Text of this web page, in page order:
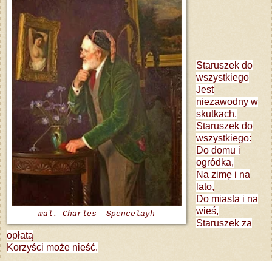
mal. Charles Spencelayh
Staruszek do
wszystkiego
Jest
niezawodny w
skutkach,
Staruszek do
wszystkiego:
Do domu i
ogródka,
Na zimę i na
lato,
Do miasta i na
wieś,
Staruszek za
opłatą
Korzyści może nieść.